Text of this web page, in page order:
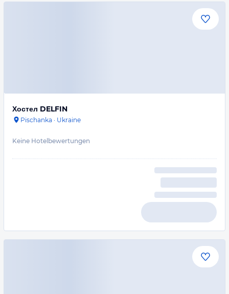
Хостел DELFIN
Pischanka · Ukraine
Keine Hotelbewertungen